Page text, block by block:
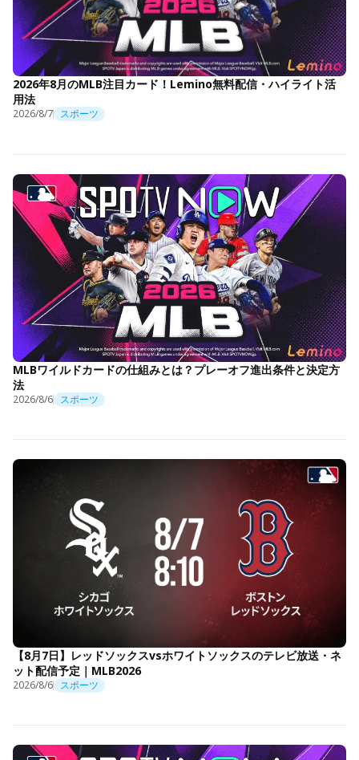
2026年8月のMLB注目カード！Lemino無料配信・ハイライト活
用法
2026/8/7 スポーツ
MLBワイルドカードの仕組みとは？プレーオフ進出条件と決定方
法
2026/8/6 スポーツ
【8月7日】レッドソックスvsホワイトソックスのテレビ放送・ネ
ット配信予定｜MLB2026
2026/8/6 スポーツ